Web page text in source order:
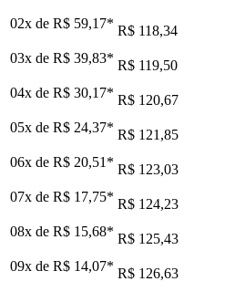
02x de R$ 59,17* R$ 118,34
03x de R$ 39,83* R$ 119,50
04x de R$ 30,17* R$ 120,67
05x de R$ 24,37* R$ 121,85
06x de R$ 20,51* R$ 123,03
07x de R$ 17,75* R$ 124,23
08x de R$ 15,68* R$ 125,43
09x de R$ 14,07* R$ 126,63